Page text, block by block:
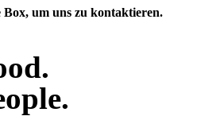
Box, um uns zu kontaktieren.